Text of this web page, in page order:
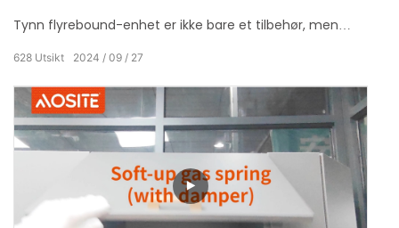
Tynn flyrebound-enhet er ikke bare et tilbehør, men
deg som streber etter utmerket kvalitet.
2024 09 27
628 Utsikt